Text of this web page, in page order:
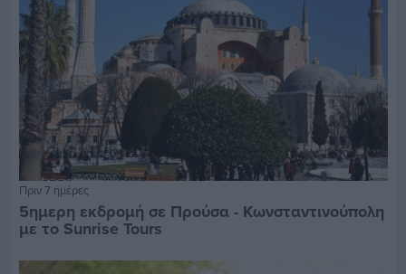
Πριν 7 ημέρες
5ημερη εκδρομή σε Προύσα - Κωνσταντινούπολη
με το Sunrise Tours